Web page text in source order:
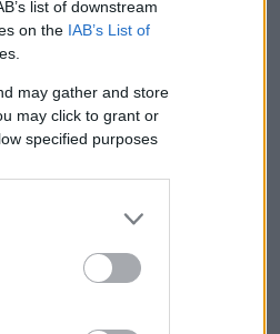
list of downstream
on the IAB’s List of
may gather and store
may click to grant or
specified purposes